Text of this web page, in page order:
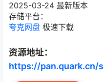
2025-03-24 最新版本
存储平台：
夸克网盘 极速下载
资源地址：
https://pan.quark.cn/